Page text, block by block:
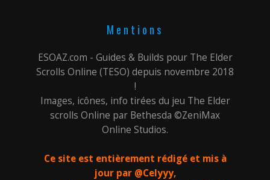
Mentions
ESOAZ.com - Guides & Builds pour The Elder
Scrolls Online (TESO) depuis novembre 2018
!
Images, icônes, info tirées du jeu The Elder
scrolls Online par Bethesda ©ZeniMax
Online Studios.
Ce site est entièrement rédigé et mis à
jour par @Celyyy,